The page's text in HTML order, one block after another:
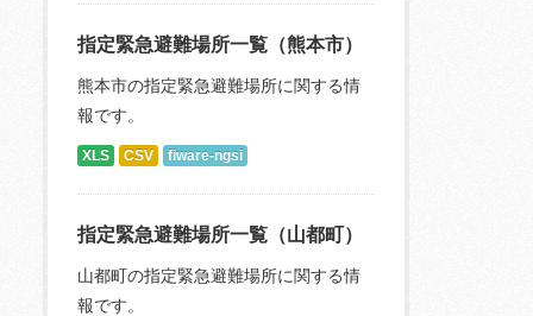
指定緊急避難場所一覧（熊本市）
熊本市の指定緊急避難場所に関する情
報です。
XLS CSV fiware-ngsi
指定緊急避難場所一覧（山都町）
山都町の指定緊急避難場所に関する情
報です。